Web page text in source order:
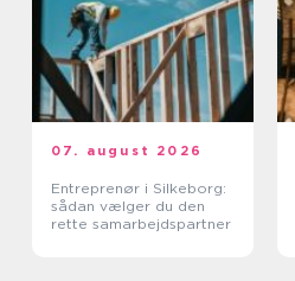
07. august 2026
Entreprenør i Silkeborg:
sådan vælger du den
rette samarbejdspartner